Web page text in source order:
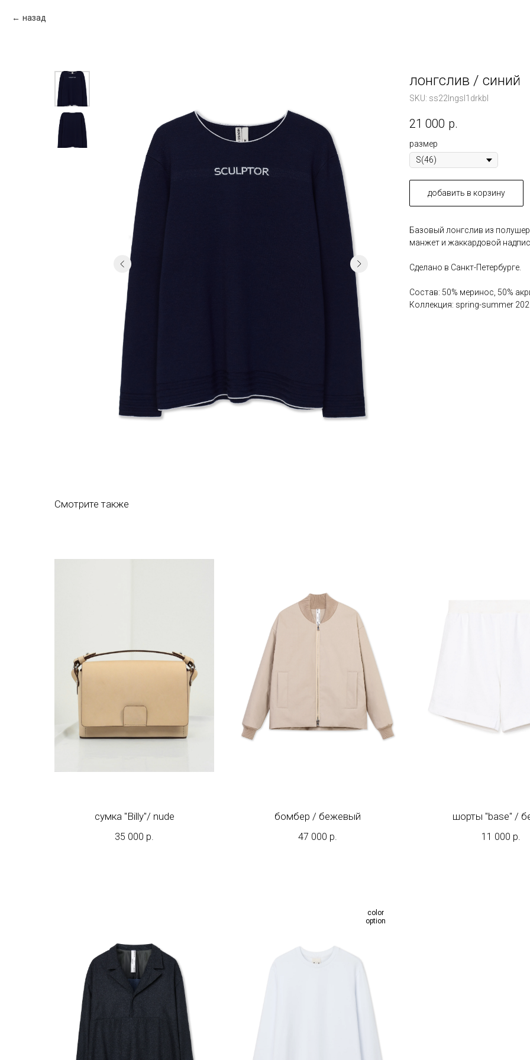
назад
лонгслив / синий
SKU: ss22lngsl1drkbl
21 000 р.
размер
добавить в корзину
Базовый лонгслив из
манжет и жаккардовой
Сделано в Санкт-Петербурге.
Состав: 50% меринос, 50%
Коллекция: spring-summer
Смотрите также
сумка "Billy"/ nude
35 000 р.
бомбер / бежевый
47 000 р.
шорты "base" /
11 000 р.
сolor
option